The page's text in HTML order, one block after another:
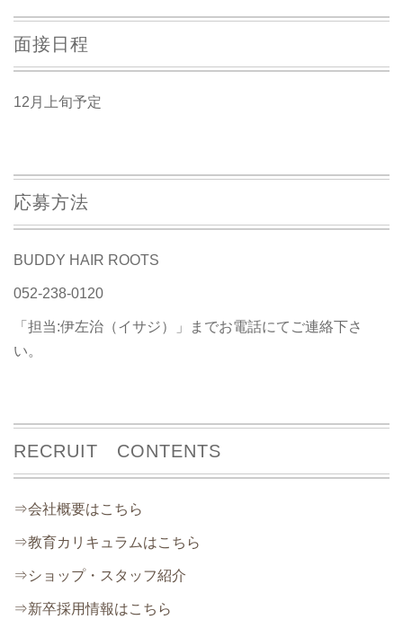
面接日程
12月上旬予定
応募方法
BUDDY HAIR ROOTS
052-238-0120
「担当:伊左治（イサジ）」までお電話にてご連絡下さ
い。
RECRUIT CONTENTS
⇒会社概要はこちら
⇒教育カリキュラムはこちら
⇒ショップ・スタッフ紹介
⇒新卒採用情報はこちら